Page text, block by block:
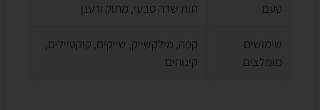
טעם תות שדה טבעי, מתוק ורענן
שימושים
מומלצים
קפה, מילקשייק, שייקים, קוקטיילים,
קינוחים